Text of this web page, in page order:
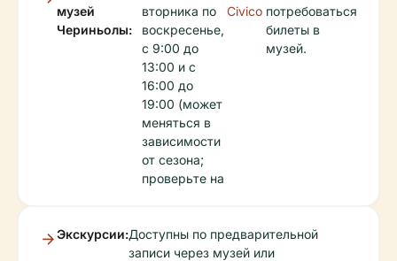
музей
Чериньолы:
вторника по
воскресенье,
с 9:00 до
13:00 и с
16:00 до
19:00 (может
меняться в
зависимости
от сезона;
проверьте на
Civico потребоваться
билеты в
музей.
Экскурсии:Доступны по предварительной
записи через музей или